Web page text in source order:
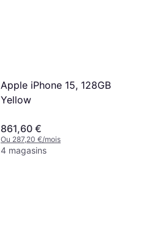
Apple iPhone 15, 128GB
Yellow
861,60 €
Ou 287,20 €/mois
4 magasins